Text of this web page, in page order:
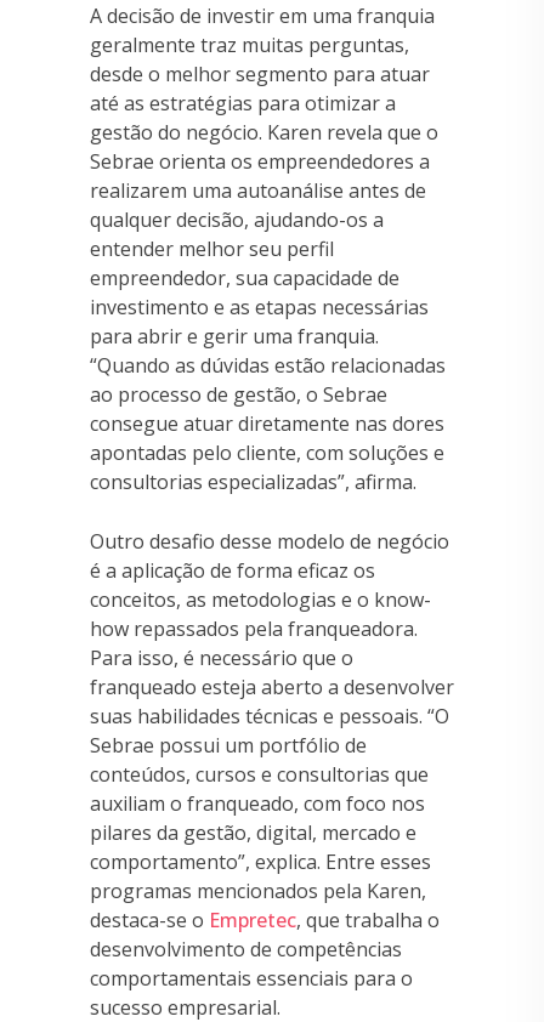
A decisão de investir em uma franquia
geralmente traz muitas perguntas,
desde o melhor segmento para atuar
até as estratégias para otimizar a
gestão do negócio. Karen revela que o
Sebrae orienta os empreendedores a
realizarem uma autoanálise antes de
qualquer decisão, ajudando-os a
entender melhor seu perfil
empreendedor, sua capacidade de
investimento e as etapas necessárias
para abrir e gerir uma franquia.
“Quando as dúvidas estão relacionadas
ao processo de gestão, o Sebrae
consegue atuar diretamente nas dores
apontadas pelo cliente, com soluções e
consultorias especializadas”, afirma.
Outro desafio desse modelo de negócio
é a aplicação de forma eficaz os
conceitos, as metodologias e o know-
how repassados pela franqueadora.
Para isso, é necessário que o
franqueado esteja aberto a desenvolver
suas habilidades técnicas e pessoais. “O
Sebrae possui um portfólio de
conteúdos, cursos e consultorias que
auxiliam o franqueado, com foco nos
pilares da gestão, digital, mercado e
comportamento”, explica. Entre esses
programas mencionados pela Karen,
destaca-se o Empretec, que trabalha o
desenvolvimento de competências
comportamentais essenciais para o
sucesso empresarial.